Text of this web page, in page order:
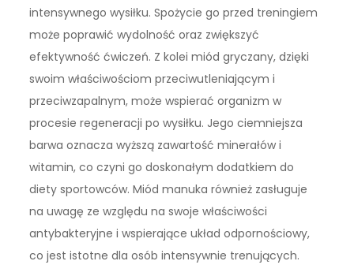
intensywnego wysiłku. Spożycie go przed treningiem
może poprawić wydolność oraz zwiększyć
efektywność ćwiczeń. Z kolei miód gryczany, dzięki
swoim właściwościom przeciwutleniającym i
przeciwzapalnym, może wspierać organizm w
procesie regeneracji po wysiłku. Jego ciemniejsza
barwa oznacza wyższą zawartość minerałów i
witamin, co czyni go doskonałym dodatkiem do
diety sportowców. Miód manuka również zasługuje
na uwagę ze względu na swoje właściwości
antybakteryjne i wspierające układ odpornościowy,
co jest istotne dla osób intensywnie trenujących.